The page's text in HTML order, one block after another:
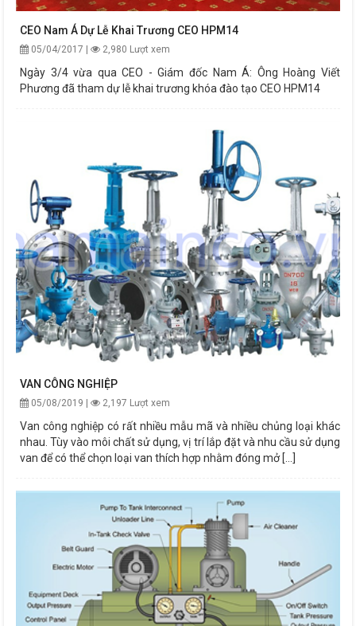
CEO Nam Á Dự Lễ Khai Trương CEO HPM14
05/04/2017 | 2,980 Lượt xem
Ngày 3/4 vừa qua CEO - Giám đốc Nam Á: Ông Hoàng Viết
Phương đã tham dự lễ khai trương khóa đào tạo CEO HPM14
VAN CÔNG NGHIỆP
05/08/2019 | 2,197 Lượt xem
Van công nghiệp có rất nhiều mẫu mã và nhiều chủng loại khác
nhau. Tùy vào môi chất sử dụng, vị trí lắp đặt và nhu cầu sử dụng
van để có thể chọn loại van thích hợp nhằm đóng mở [...]